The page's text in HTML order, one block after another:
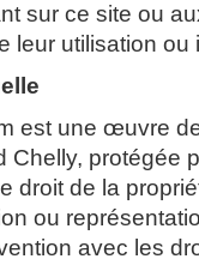
sur ce site ou
leur utilisation ou
est une œuvre
Chelly, protégée
droit de la
ou
avec les